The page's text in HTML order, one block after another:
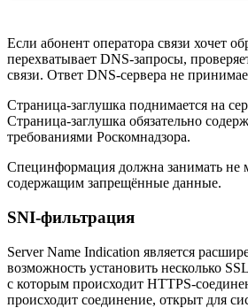
Если абонент оператора связи хочет
перехватывает DNS-запросы,
связи. Ответ DNS-сервера не
Страница-заглушка поднимается на
Страница-заглушка обязательно
требованиями Роскомнадзора.
Специнформация должна занимать не
содержащим запрещённые данные.
SNI-фильтрация
Server Name Indication является
возможность установить несколько
с которым происходит HTTPS-
происходит соединение, открыт для